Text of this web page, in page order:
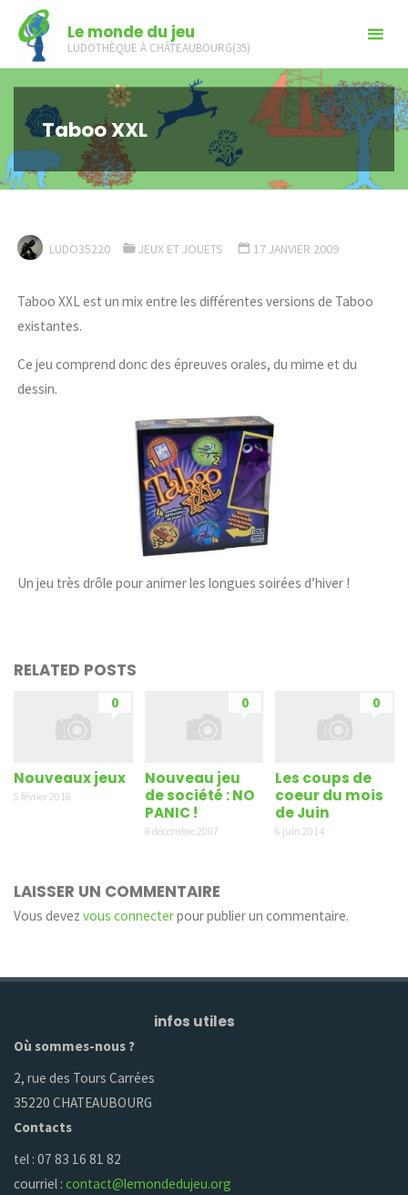
content
Le monde du jeu
LUDOTHÈQUE À CHÂTEAUBOURG(35)
Taboo XXL
LUDO35220 JEUX ET JOUETS 17 JANVIER 2009
Taboo XXL est un mix entre les différentes versions de Taboo
existantes.
Ce jeu comprend donc des épreuves orales, du mime et du
dessin.
Un jeu très drôle pour animer les longues soirées d’hiver !
RELATED POSTS
0
Nouveaux jeux
5 février 2018
0
Nouveau jeu
de société : NO
PANIC !
8 décembre 2007
0
Les coups de
coeur du mois
de Juin
6 juin 2014
LAISSER UN COMMENTAIRE
Vous devezvous connecterpour publier un commentaire.
infos utiles
Où sommes-nous ?
2, rue des Tours Carrées
35220 CHATEAUBOURG
Contacts
tel : 07 83 16 81 82
courriel :contact@lemondedujeu.org